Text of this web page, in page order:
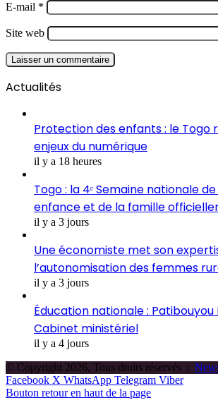
E-mail *
Site web
Actualités
Protection des enfants : le Togo
enjeux du numérique
il y a 18 heures
Togo : la 4ᵉ Semaine nationale
enfance et de la famille
il y a 3 jours
Une économiste met son
l’autonomisation des femmes
il y a 3 jours
Éducation nationale :
Cabinet ministériel
il y a 4 jours
© Copyright 2026, Tous droits réservés |
Facebook X WhatsApp Telegram Viber
Bouton retour en haut de la page